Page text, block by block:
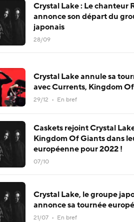
Crystal Lake : Le chanteur
annonce son départ du
japonais
28/09
Crystal Lake annule sa
avec Currents, Kingdom
29/12 • En bref
Caskets rejoint Crystal
Kingdom Of Giants dans
européenne pour 2022 !
07/10
Crystal Lake, le groupe
annonce sa tournée
21/07 • En bref